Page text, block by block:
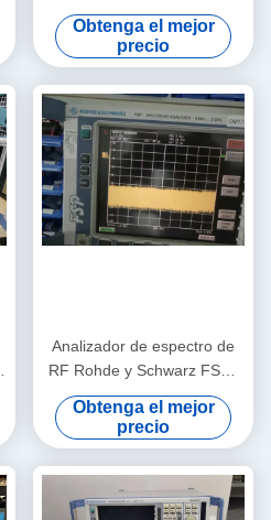
con un rango de 9 kHz a 40
GHz y un nivel de ruido de
-155 dBm
Obtenga el mejor
precio
Analizador de espectro de
RF Rohde y Schwarz FSP3
Analizador de frecuencia de
RF práctico
Obtenga el mejor
precio